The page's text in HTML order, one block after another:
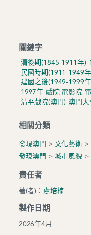
關鍵字
清後期(1845-1911年)
民國時期(1911-1949
建國之後(1949-1999
1997年 戲院 電影院
清平戲院(澳門) 澳門大
相關分類
發現澳門 > 文化藝術>
發現澳門 > 城市風貌 >
責任者
著(者)： 盧培楠
製作日期
2026年4月